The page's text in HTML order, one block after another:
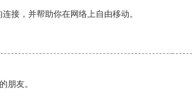
接，并帮助你在网络上自由移动。
朋友。